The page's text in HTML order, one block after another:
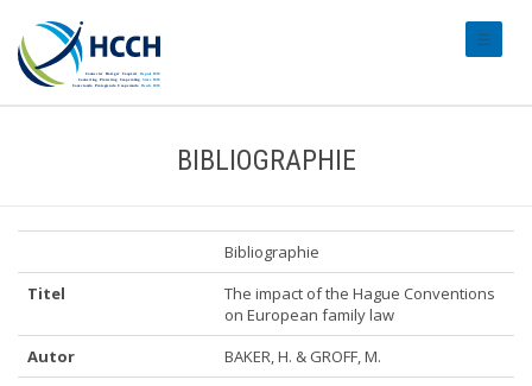
BIBLIOGRAPHIE
Bibliographie
Titel
The impact of the Hague Conventions
on European family law
Autor
BAKER, H. & GROFF, M.